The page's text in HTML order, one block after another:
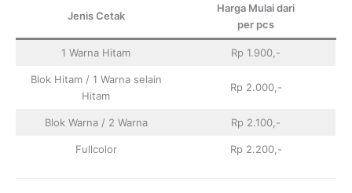
Jenis Cetak
Harga Mulai dari
per pcs
1 Warna Hitam Rp 1.900,-
Blok Hitam / 1 Warna selain
Hitam
Rp 2.000,-
Blok Warna / 2 Warna Rp 2.100,-
Fullcolor Rp 2.200,-